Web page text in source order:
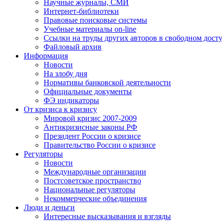
Научные журналы, СМИ
Интернет-библиотеки
Правовые поисковые системы
Учебные материалы on-line
Ссылки на труды других авторов в свободном
Файловый архив
Информация
Новости
На злобу дня
Нормативы банковской деятельности
Официальные документы
ФЭ индикаторы
От кризиса к кризису
Мировой кризис 2007-2009
Антикризисные законы РФ
Президент России о кризисе
Правительство России о кризисе
Регуляторы
Новости
Международные организации
Постсоветское пространство
Национальные регуляторы
Некоммерческие объединения
Люди и деньги
Интересные высказывания и взгляды